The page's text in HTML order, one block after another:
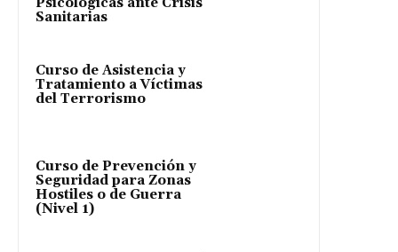
Sanitarias
Curso de Asistencia y
Tratamiento a Víctimas
del Terrorismo
Curso de Prevención y
Seguridad para Zonas
Hostiles o de Guerra
(Nivel 1)